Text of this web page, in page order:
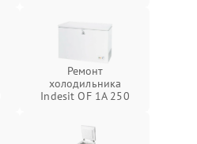
Ремонт
холодильника
Indesit OF 1A 250